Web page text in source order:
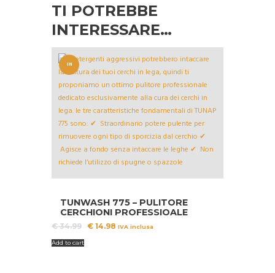
TI POTREBBE
INTERESSARE…
IN
OFFERT
A!
TUNWASH 775 – PULITORE
CERCHIONI PROFESSIOALE
€34.99 Il
€ 14.98 IlIVA inclusa
Add to cart